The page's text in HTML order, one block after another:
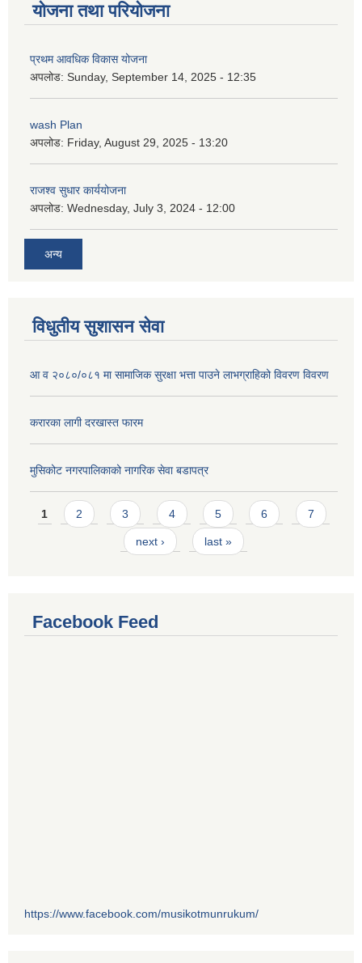
योजना तथा परियोजना
प्रथम आवधिक विकास योजना
अपलोड: Sunday, September 14, 2025 - 12:35
wash Plan
अपलोड: Friday, August 29, 2025 - 13:20
राजश्व सुधार कार्ययोजना
अपलोड: Wednesday, July 3, 2024 - 12:00
अन्य
विधुतीय सुशासन सेवा
आ व २०८०/०८१ मा सामाजिक सुरक्षा भत्ता पाउने लाभग्राहिको विवरण विवरण
करारका लागी दरखास्त फारम
मुसिकोट नगरपालिकाको नागरिक सेवा बडापत्र
Pages
1 2 3 4 5 6 7
next › last »
Facebook Feed
https://www.facebook.com/musikotmunrukum/